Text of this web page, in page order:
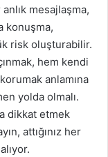
mesajlaşma,
konuşma,
risk oluşturabilir.
hem kendi
anlamına
yolda olmalı.
dikkat etmek
attığınız her